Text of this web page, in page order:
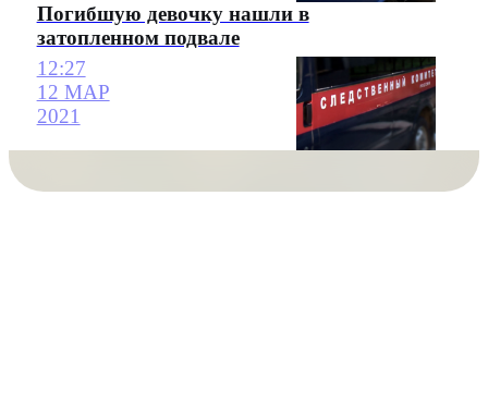
Погибшую девочку нашли в
затопленном подвале
12:27
12 МАР
2021